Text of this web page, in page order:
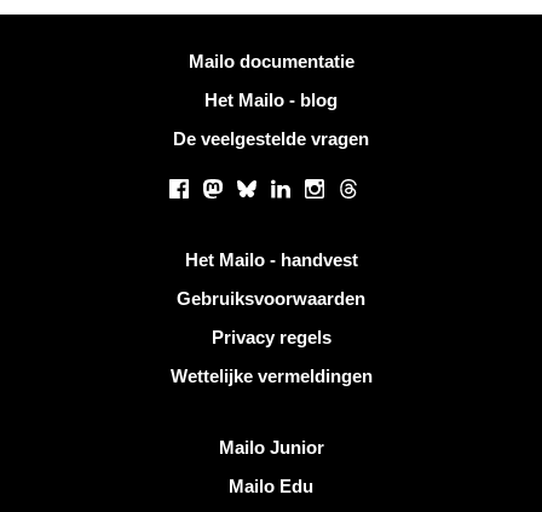
Mailo documentatie
Het Mailo - blog
De veelgestelde vragen
Facebook
Mastodon
BlueskyLinkedInInstagram
Threads
Het Mailo - handvest
Gebruiksvoorwaarden
Privacy regels
Wettelijke vermeldingen
Mailo Junior
Mailo Edu